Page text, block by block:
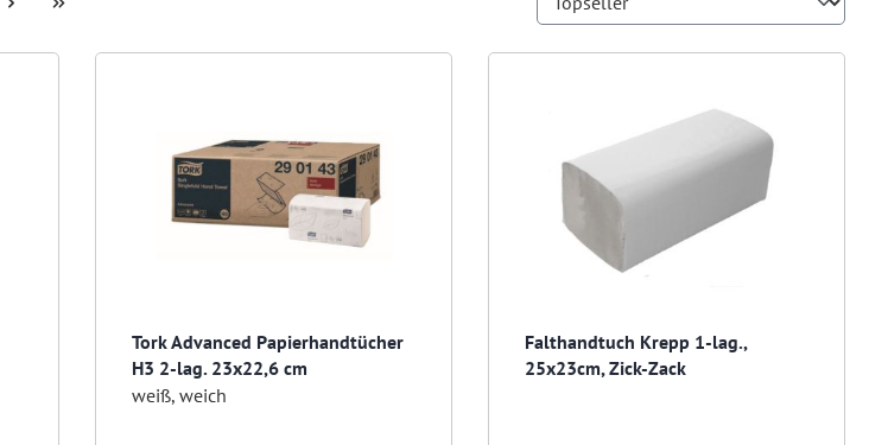
Tork Advanced Papierhandtücher
H3 2-lag. 23x22,6 cm
weiß, weich
Falthandtuch Krepp 1-lag.,
25x23cm, Zick-Zack